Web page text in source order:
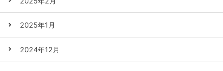
2025年1月
2024年12月